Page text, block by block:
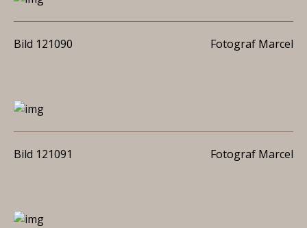
Bild 121090 Fotograf Marcel
Bild 121091 Fotograf Marcel